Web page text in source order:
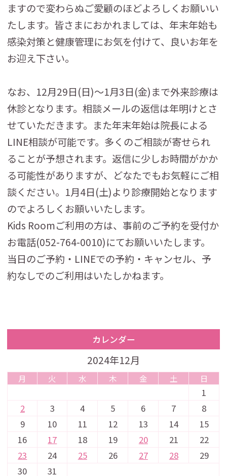
ますので変わらぬご愛顧のほどよろしくお願いい
たします。皆さまにおかれましては、年末年始も
感染対策と健康管理にお気を付けて、良いお年を
お迎え下さい。
なお、12月29日(日)～1月3日(金)まで外来診療は
休診となります。相談メールの返信は年明けとさ
せていただきます。また年末年始は院長による
LINE相談が可能です。多くのご相談が寄せられ
ることが予想されます。返信に少しお時間がかか
る可能性がありますが、どなたでもお気軽にご相
談ください。1月4日(土)より診療開始となります
のでよろしくお願いいたします。
Kids Roomご利用の方は、事前のご予約を受付か
お電話(052-764-0010)にてお願いいたします。
当日のご予約・LINEでの予約・キャンセル、予
約なしでのご利用はいたしかねます。
カレンダー
2024年12月
月 火 水 木 金 土 日
1
2
3 4 5 6 7
8
9
10 11 12 13 14
15
16
17 18 19 20 21
22
23
24 25 26 27 28
29
30
31